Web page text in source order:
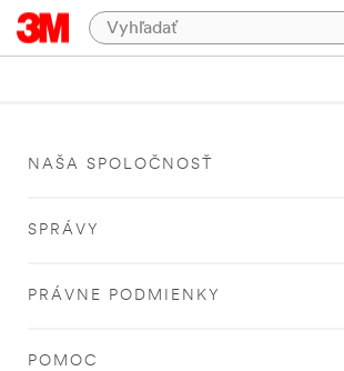
NAŠA SPOLOČNOSŤ
SPRÁVY
PRÁVNE PODMIENKY
POMOC